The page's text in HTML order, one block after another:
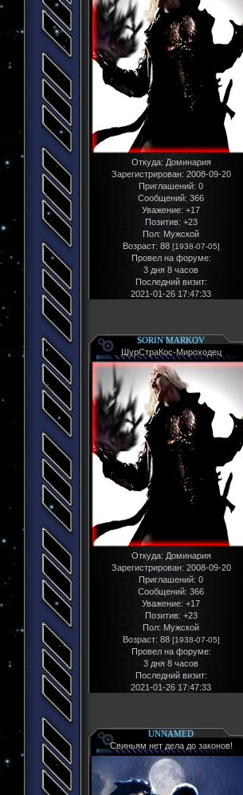
Откуда: Доминария
Зарегистрирован: 2008-09-20
Приглашений: 0
Сообщений: 366
Уважение: +17
Позитив: +23
Пол: Мужской
Возраст: 88 [1938-07-05]
Провел на форуме:
3 дня 8 часов
Последний визит:
2021-01-26 17:47:33
SORIN MARKOV
ШурСтраКос-Мироходец
Откуда: Доминария
Зарегистрирован: 2008-09-20
Приглашений: 0
Сообщений: 366
Уважение: +17
Позитив: +23
Пол:Мужской
Возраст: 88 [1938-07-05]
Провел на форуме:
3 дня 8 часов
Последний визит:
2021-01-26 17:47:33
UNNAMED
Свиньям нет дела до законов!